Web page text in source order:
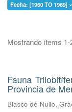
Fecha: [1960 TO 1969] ×
Mostrando ítems 1-
Fauna
Provincia de
Blasco de Nullo,